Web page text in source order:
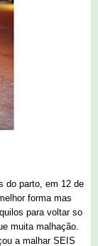
do parto, em 12 de
forma mas
para voltar so
muita malhação.
a malhar SEIS